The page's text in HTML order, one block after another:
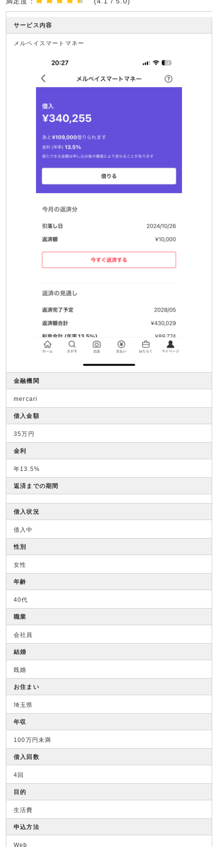
サービス内容
メルペイスマートマネー
金融機関
mercari
借入金額
35万円
金利
年13.5%
返済までの期間
借入状況
借入中
性別
女性
年齢
40代
職業
会社員
結婚
既婚
お住まい
埼玉県
年収
100万円未満
借入回数
4回
目的
生活費
申込方法
Web